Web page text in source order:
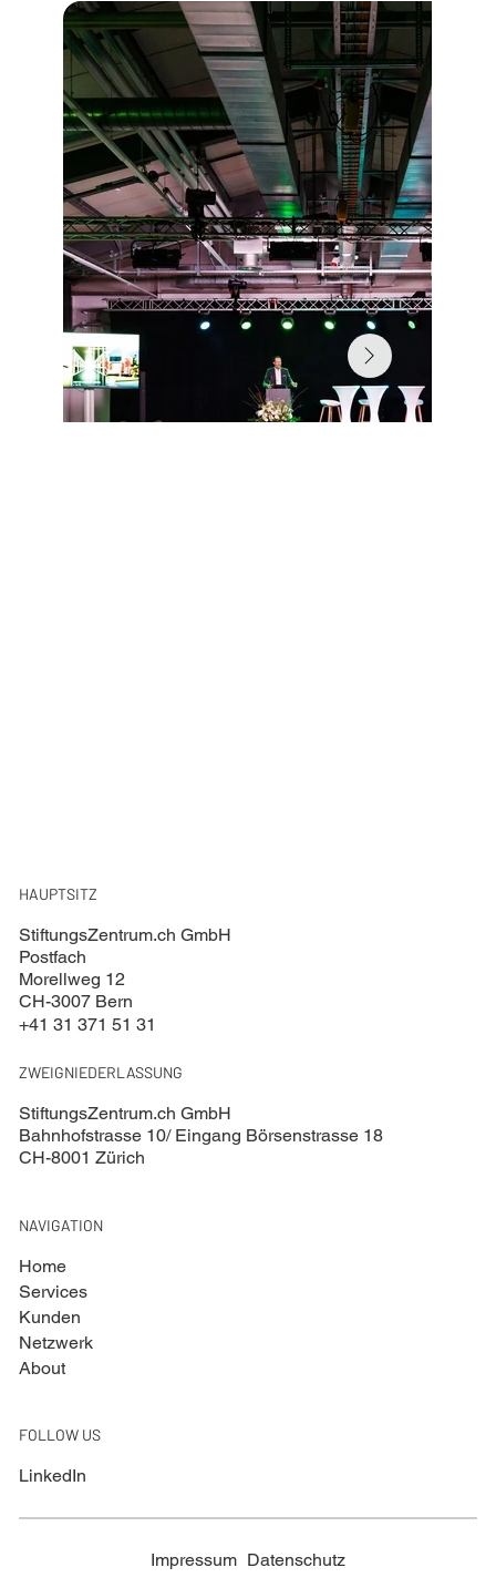
HAUPTSITZ
StiftungsZentrum.ch GmbH
Postfach
Morellweg 12
CH-3007 Bern
+41 31 371 51 31
ZWEIGNIEDERLASSUNG
StiftungsZentrum.ch GmbH
Bahnhofstrasse 10/ Eingang Börsenstrasse 18
CH-8001 Zürich
NAVIGATION
Home
Services
Kunden
Netzwerk
About
FOLLOW US
LinkedIn
Impressum Datenschutz